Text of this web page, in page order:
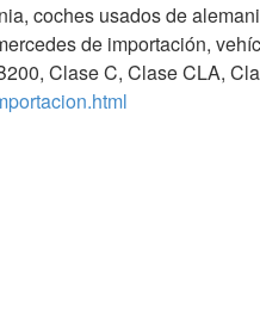
coches usados de
de importación,
Clase C, Clase CLA,